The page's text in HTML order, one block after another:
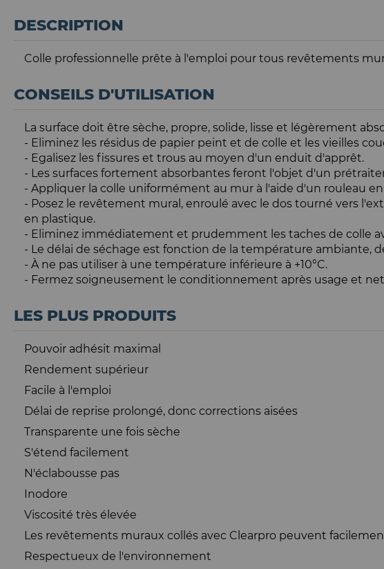
DESCRIPTION
Colle professionnelle prête à l'emploi pour tous revêtements
CONSEILS D'UTILISATION
La surface doit être sèche, propre, solide, lisse et légèrement
- Eliminez les résidus de papier peint et de colle et les vieilles
- Egalisez les fissures et trous au moyen d'un enduit d'apprêt.
- Les surfaces fortement absorbantes feront l'objet d'un
- Appliquer la colle uniformément au mur à l'aide d'un rouleau
- Posez le revêtement mural, enroulé avec le dos tourné vers
en plastique.
- Eliminez immédiatement et prudemment les taches de colle
- Le délai de séchage est fonction de la température ambiante,
- À ne pas utiliser à une température inférieure à +10°C.
- Fermez soigneusement le conditionnement après usage et
LES PLUS PRODUITS
Pouvoir adhésit maximal
Rendement supérieur
Facile à l'emploi
Délai de reprise prolongé, donc corrections aisées
Transparente une fois sèche
S'étend facilement
N'éclabousse pas
Inodore
Viscosité très élevée
Les revêtements muraux collés avec Clearpro peuvent
Respectueux de l'environnement